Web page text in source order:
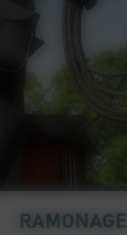
RAMONAGE